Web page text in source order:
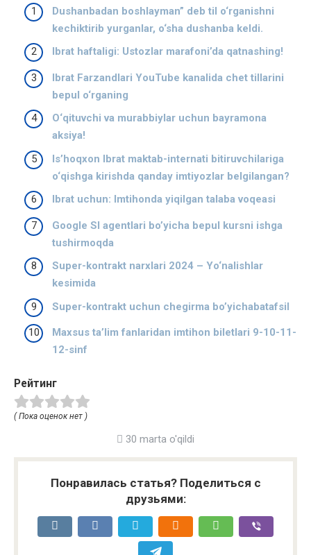
Dushanbadan boshlayman” deb til o‘rganishni
kechiktirib yurganlar, o‘sha dushanba keldi.
Ibrat haftaligi: Ustozlar marafoni’da qatnashing!
Ibrat Farzandlari YouTube kanalida chet tillarini
bepul o‘rganing
O‘qituvchi va murabbiylar uchun bayramona
aksiya!
Isʼhoqxon Ibrat maktab-internati bitiruvchilariga
o‘qishga kirishda qanday imtiyozlar belgilangan?
Ibrat uchun: Imtihonda yiqilgan talaba voqeasi
Google SI agentlari bo’yicha bepul kursni ishga
tushirmoqda
Super-kontrakt narxlari 2024 – Yo‘nalishlar
kesimida
Super-kontrakt uchun chegirma bo’yichabatafsil
Maxsus ta’lim fanlaridan imtihon biletlari 9-10-11-
12-sinf
Рейтинг
( Пока оценок нет )
30 marta o'qildi
Понравилась статья? Поделиться с
друзьями: